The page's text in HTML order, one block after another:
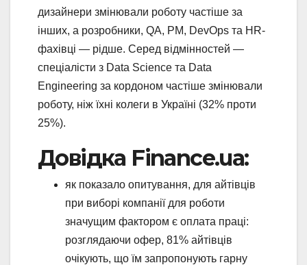
дизайнери змінювали роботу частіше за
інших, а розробники, QA, PM, DevOps та HR-
фахівці — рідше. Серед відмінностей —
спеціалісти з Data Science та Data
Engineering за кордоном частіше змінювали
роботу, ніж їхні колеги в Україні (32% проти
25%).
Довідка Finance.ua:
як показало опитування, для айтівців
при виборі компанії для роботи
значущим фактором є оплата праці:
розглядаючи офер, 81% айтівців
очікують, що їм запропонують гарну